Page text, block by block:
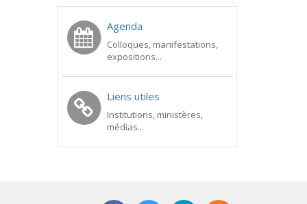
Agenda
Colloques, manifestations,
expositions...
Liens utiles
Institutions, ministères,
médias...